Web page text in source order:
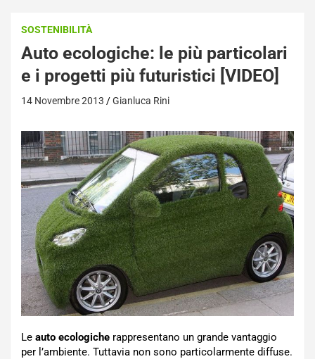
SOSTENIBILITÀ
Auto ecologiche: le più particolari
e i progetti più futuristici [VIDEO]
14 Novembre 2013 Gianluca Rini
Le auto ecologiche rappresentano un grande vantaggio
per l’ambiente. Tuttavia non sono particolarmente diffuse.